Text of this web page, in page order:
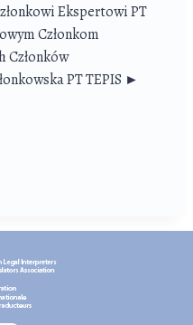
Ekspertowi PT
Członkom
Członków
PT TEPIS ►